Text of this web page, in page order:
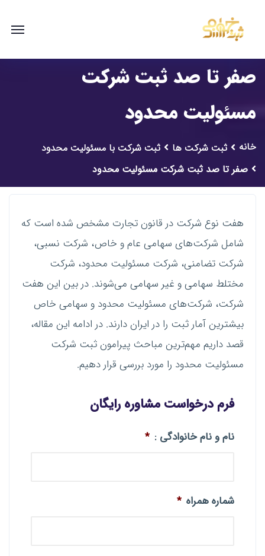
صفر تا صد ثبت شرکت
مسئولیت محدود
خانه ثبت شرکت ها
ثبت شرکت با مسئولیت محدود
صفر تا صد ثبت شرکت مسئولیت محدود
هفت نوع شرکت در قانون تجارت مشخص شده ‌است که
شامل شرکت‌های سهامی عام و خاص، شرکت نسبی،
شرکت تضامنی، شرکت مسئولیت محدود، شرکت
مختلط سهامی و غیر سهامی می‌شوند. در بین این هفت
شرکت، شرکت‌های مسئولیت محدود و سهامی خاص
بیشترین آمار ثبت را در ایران دارند. در ادامه این مقاله،
قصد داریم مهم‌ترین مباحث پیرامون ثبت شرکت
مسئولیت محدود را مورد بررسی قرار دهیم.
فرم درخواست مشاوره رایگان
نام و نام خانوادگی : *
شماره همراه *